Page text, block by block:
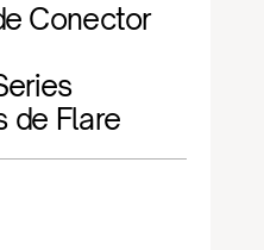
Conector
de Flare